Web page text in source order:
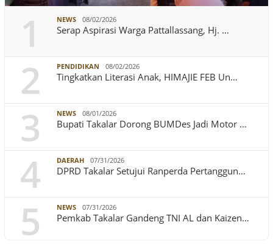
1 NEWS 08/02/2026
Serap Aspirasi Warga Pattallassang, Hj. …
2 PENDIDIKAN 08/02/2026
Tingkatkan Literasi Anak, HIMAJIE FEB Un…
3 NEWS 08/01/2026
Bupati Takalar Dorong BUMDes Jadi Motor …
4 DAERAH 07/31/2026
DPRD Takalar Setujui Ranperda Pertanggun…
5 NEWS 07/31/2026
Pemkab Takalar Gandeng TNI AL dan Kaizen…